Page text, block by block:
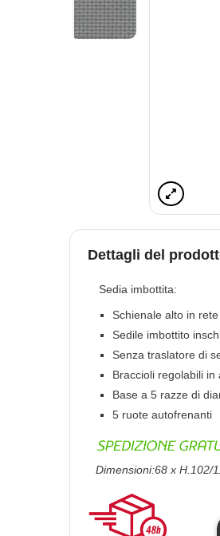
Dettagli del
Sedia imbottita:
Schienale alto in
Sedile imbottito
Senza traslatore di
Braccioli regolabili in
Base a 5 razze di
5 ruote autofrenanti
Dimensioni:68 x H.102/